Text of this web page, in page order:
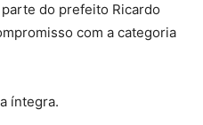
do prefeito Ricardo
com a categoria
íntegra.